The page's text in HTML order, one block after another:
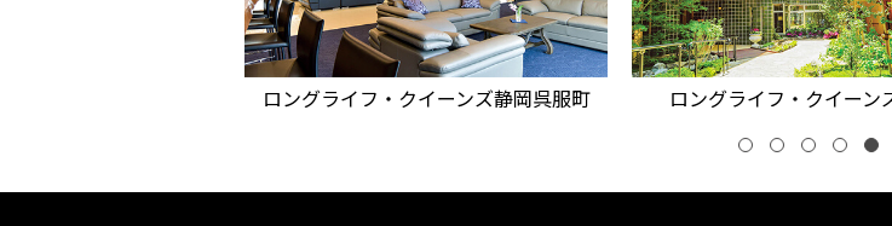
ロングライフ・クイーンズ宮崎台 ロングライフ成城